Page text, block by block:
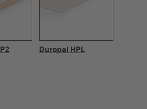
Duropal HPL